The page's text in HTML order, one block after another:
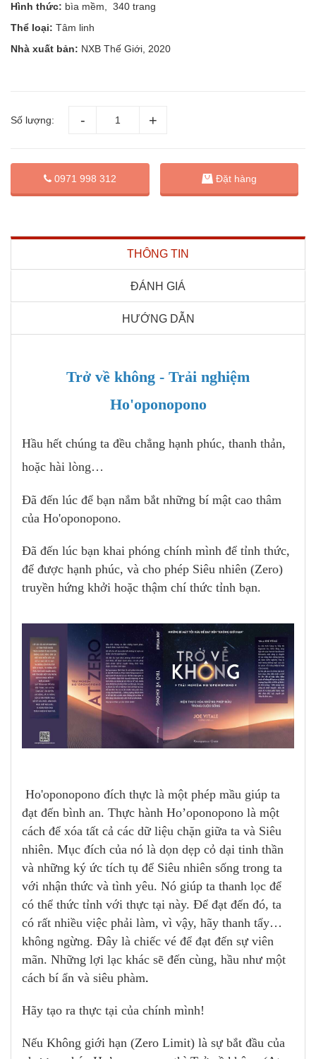
Hình thức: bìa mềm, 340 trang
Thể loại: Tâm linh
Nhà xuất bản: NXB Thế Giới, 2020
Số lượng:
0971 998 312 Đặt hàng
THÔNG TIN
ĐÁNH GIÁ
HƯỚNG DẪN
Trở về không - Trải nghiệm
Ho'oponopono
Hầu hết chúng ta đều chẳng hạnh phúc, thanh thản,
hoặc hài lòng…
Đã đến lúc để bạn nắm bắt những bí mật cao thâm
của Ho'oponopono.
Đã đến lúc bạn khai phóng chính mình để tỉnh thức,
để được hạnh phúc, và cho phép Siêu nhiên (Zero)
truyền hứng khởi hoặc thậm chí thức tỉnh bạn.
Ho'oponopono đích thực là một phép mầu giúp ta
đạt đến bình an. Thực hành Ho’oponopono là một
cách để xóa tất cả các dữ liệu chặn giữa ta và Siêu
nhiên. Mục đích của nó là dọn dẹp cỏ dại tinh thần
và những ký ức tích tụ để Siêu nhiên sống trong ta
với nhận thức và tình yêu. Nó giúp ta thanh lọc để
có thể thức tỉnh với thực tại này. Để đạt đến đó, ta
có rất nhiều việc phải làm, vì vậy, hãy thanh tẩy…
không ngừng. Đây là chiếc vé để đạt đến sự viên
mãn. Những lợi lạc khác sẽ đến cùng, hầu như một
cách bí ẩn và siêu phàm.
Hãy tạo ra thực tại của chính mình!
Nếu Không giới hạn (Zero Limit) là sự bắt đầu của